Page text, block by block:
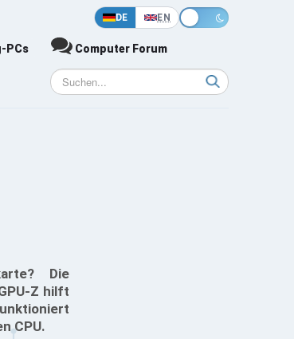
DE EN
PCs Computer Forum
Die
Z hilft
CPU.